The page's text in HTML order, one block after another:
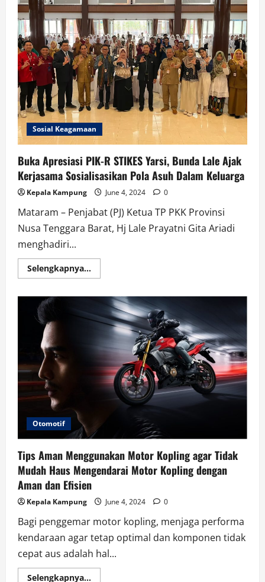
Buka
Coaching
Clinic
Design
Fashion
Untuk
SMK
Jurusan
Busana
se-
Pulau
Lombok
Sosial Keagamaan
Buka Apresiasi PIK-R STIKES Yarsi, Bunda Lale Ajak
Kerjasama Sosialisasikan Pola Asuh Dalam Keluarga
Kepala Kampung June 4, 2024 0
Mataram – Penjabat (PJ) Ketua TP PKK Provinsi
Nusa Tenggara Barat, Hj Lale Prayatni Gita Ariadi
menghadiri...
Selengkapnya...Read
more
Apresiasi
R
STIKES
Bunda
Lale
Kerjasama
Sosialisasikan
Pola
Asuh
Dalam
Otomotif
Tips Aman Menggunakan Motor Kopling agar Tidak
Mudah Haus Mengendarai Motor Kopling dengan
Aman dan Efisien
Kepala Kampung June 4, 2024 0
Bagi penggemar motor kopling, menjaga performa
kendaraan agar tetap optimal dan komponen tidak
cepat aus adalah hal...
Selengkapnya...Read